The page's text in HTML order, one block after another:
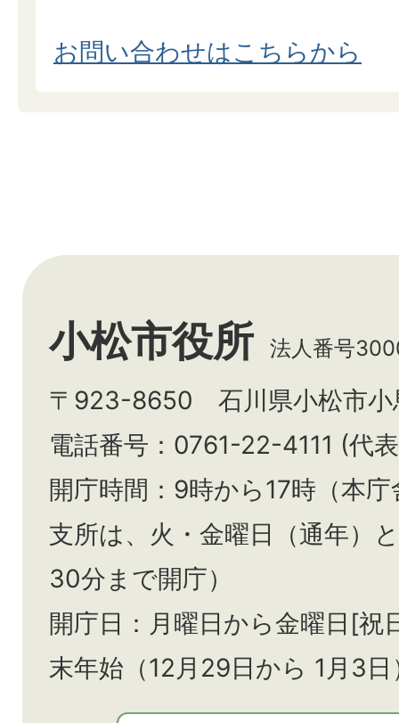
お問い合わせはこちらから
小松市役所 法人番号
〒923-8650 石川県小松市小
電話番号：0761-22-4111 (代
開庁時間：9時から17時（本
支所は、火・金曜日（通年）と
30分まで開庁）
開庁日：月曜日から金曜日[祝
末年始（12月29日から 1月3